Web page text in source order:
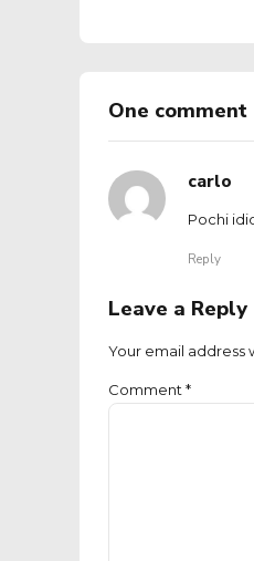
One comment
carlo
Pochi
Reply
Leave a Reply
Your email address
Comment *